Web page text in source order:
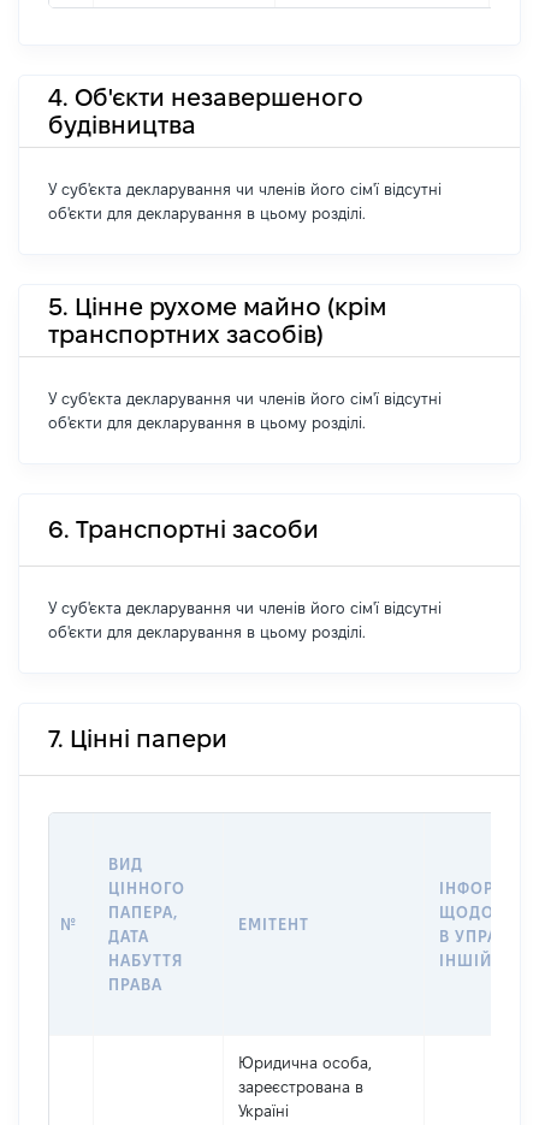
4. Об'єкти незавершеного
будівництва
У суб'єкта декларування чи членів його сім'ї відсутні
об'єкти для декларування в цьому розділі.
5. Цінне рухоме майно (крім
транспортних засобів)
У суб'єкта декларування чи членів його сім'ї відсутні
об'єкти для декларування в цьому розділі.
6. Транспортні засоби
У суб'єкта декларування чи членів його сім'ї відсутні
об'єкти для декларування в цьому розділі.
7. Цінні папери
№
ВИД
ЦІННОГО
ПАПЕРА,
ДАТА
НАБУТТЯ
ПРАВА
ЕМІТЕНТ
ЩОДО
В
ІНШІЙ
Юридична особа,
зареєстрована в
Україні